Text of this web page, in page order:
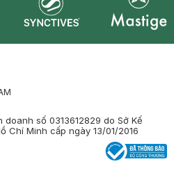
số 0313612829 do Sở Kế
Chí Minh cấp ngày 13/01/2016